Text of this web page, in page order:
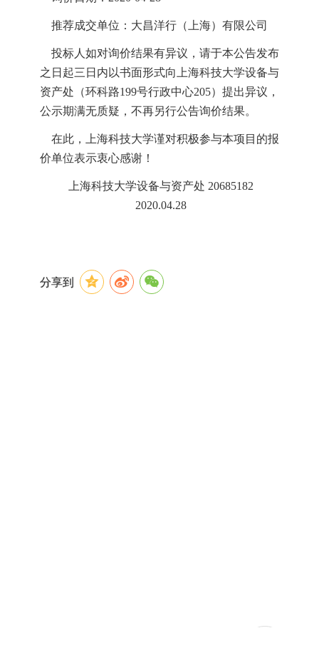
推荐成交单位：大昌洋行（上海）有限公司
投标人如对询价结果有异议，请于本公告发布
之日起三日内以书面形式向上海科技大学设备与
资产处（环科路199号行政中心205）提出异议，
公示期满无质疑，不再另行公告询价结果。
在此，上海科技大学谨对积极参与本项目的报
价单位表示衷心感谢！
上海科技大学设备与资产处 20685182
2020.04.28
分享到